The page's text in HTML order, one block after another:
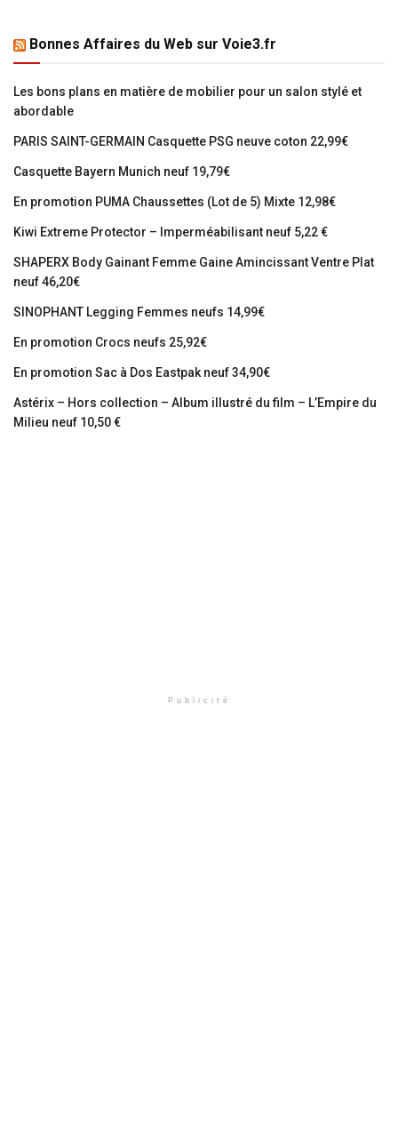
Bonnes Affaires du Web sur Voie3.fr
Les bons plans en matière de mobilier pour un salon stylé et
abordable
PARIS SAINT-GERMAIN Casquette PSG neuve coton 22,99€
Casquette Bayern Munich neuf 19,79€
En promotion PUMA Chaussettes (Lot de 5) Mixte 12,98€
Kiwi Extreme Protector – Imperméabilisant neuf 5,22 €
SHAPERX Body Gainant Femme Gaine Amincissant Ventre Plat
neuf 46,20€
SINOPHANT Legging Femmes neufs 14,99€
En promotion Crocs neufs 25,92€
En promotion Sac à Dos Eastpak neuf 34,90€
Astérix – Hors collection – Album illustré du film – L’Empire du
Milieu neuf 10,50 €
Publicité